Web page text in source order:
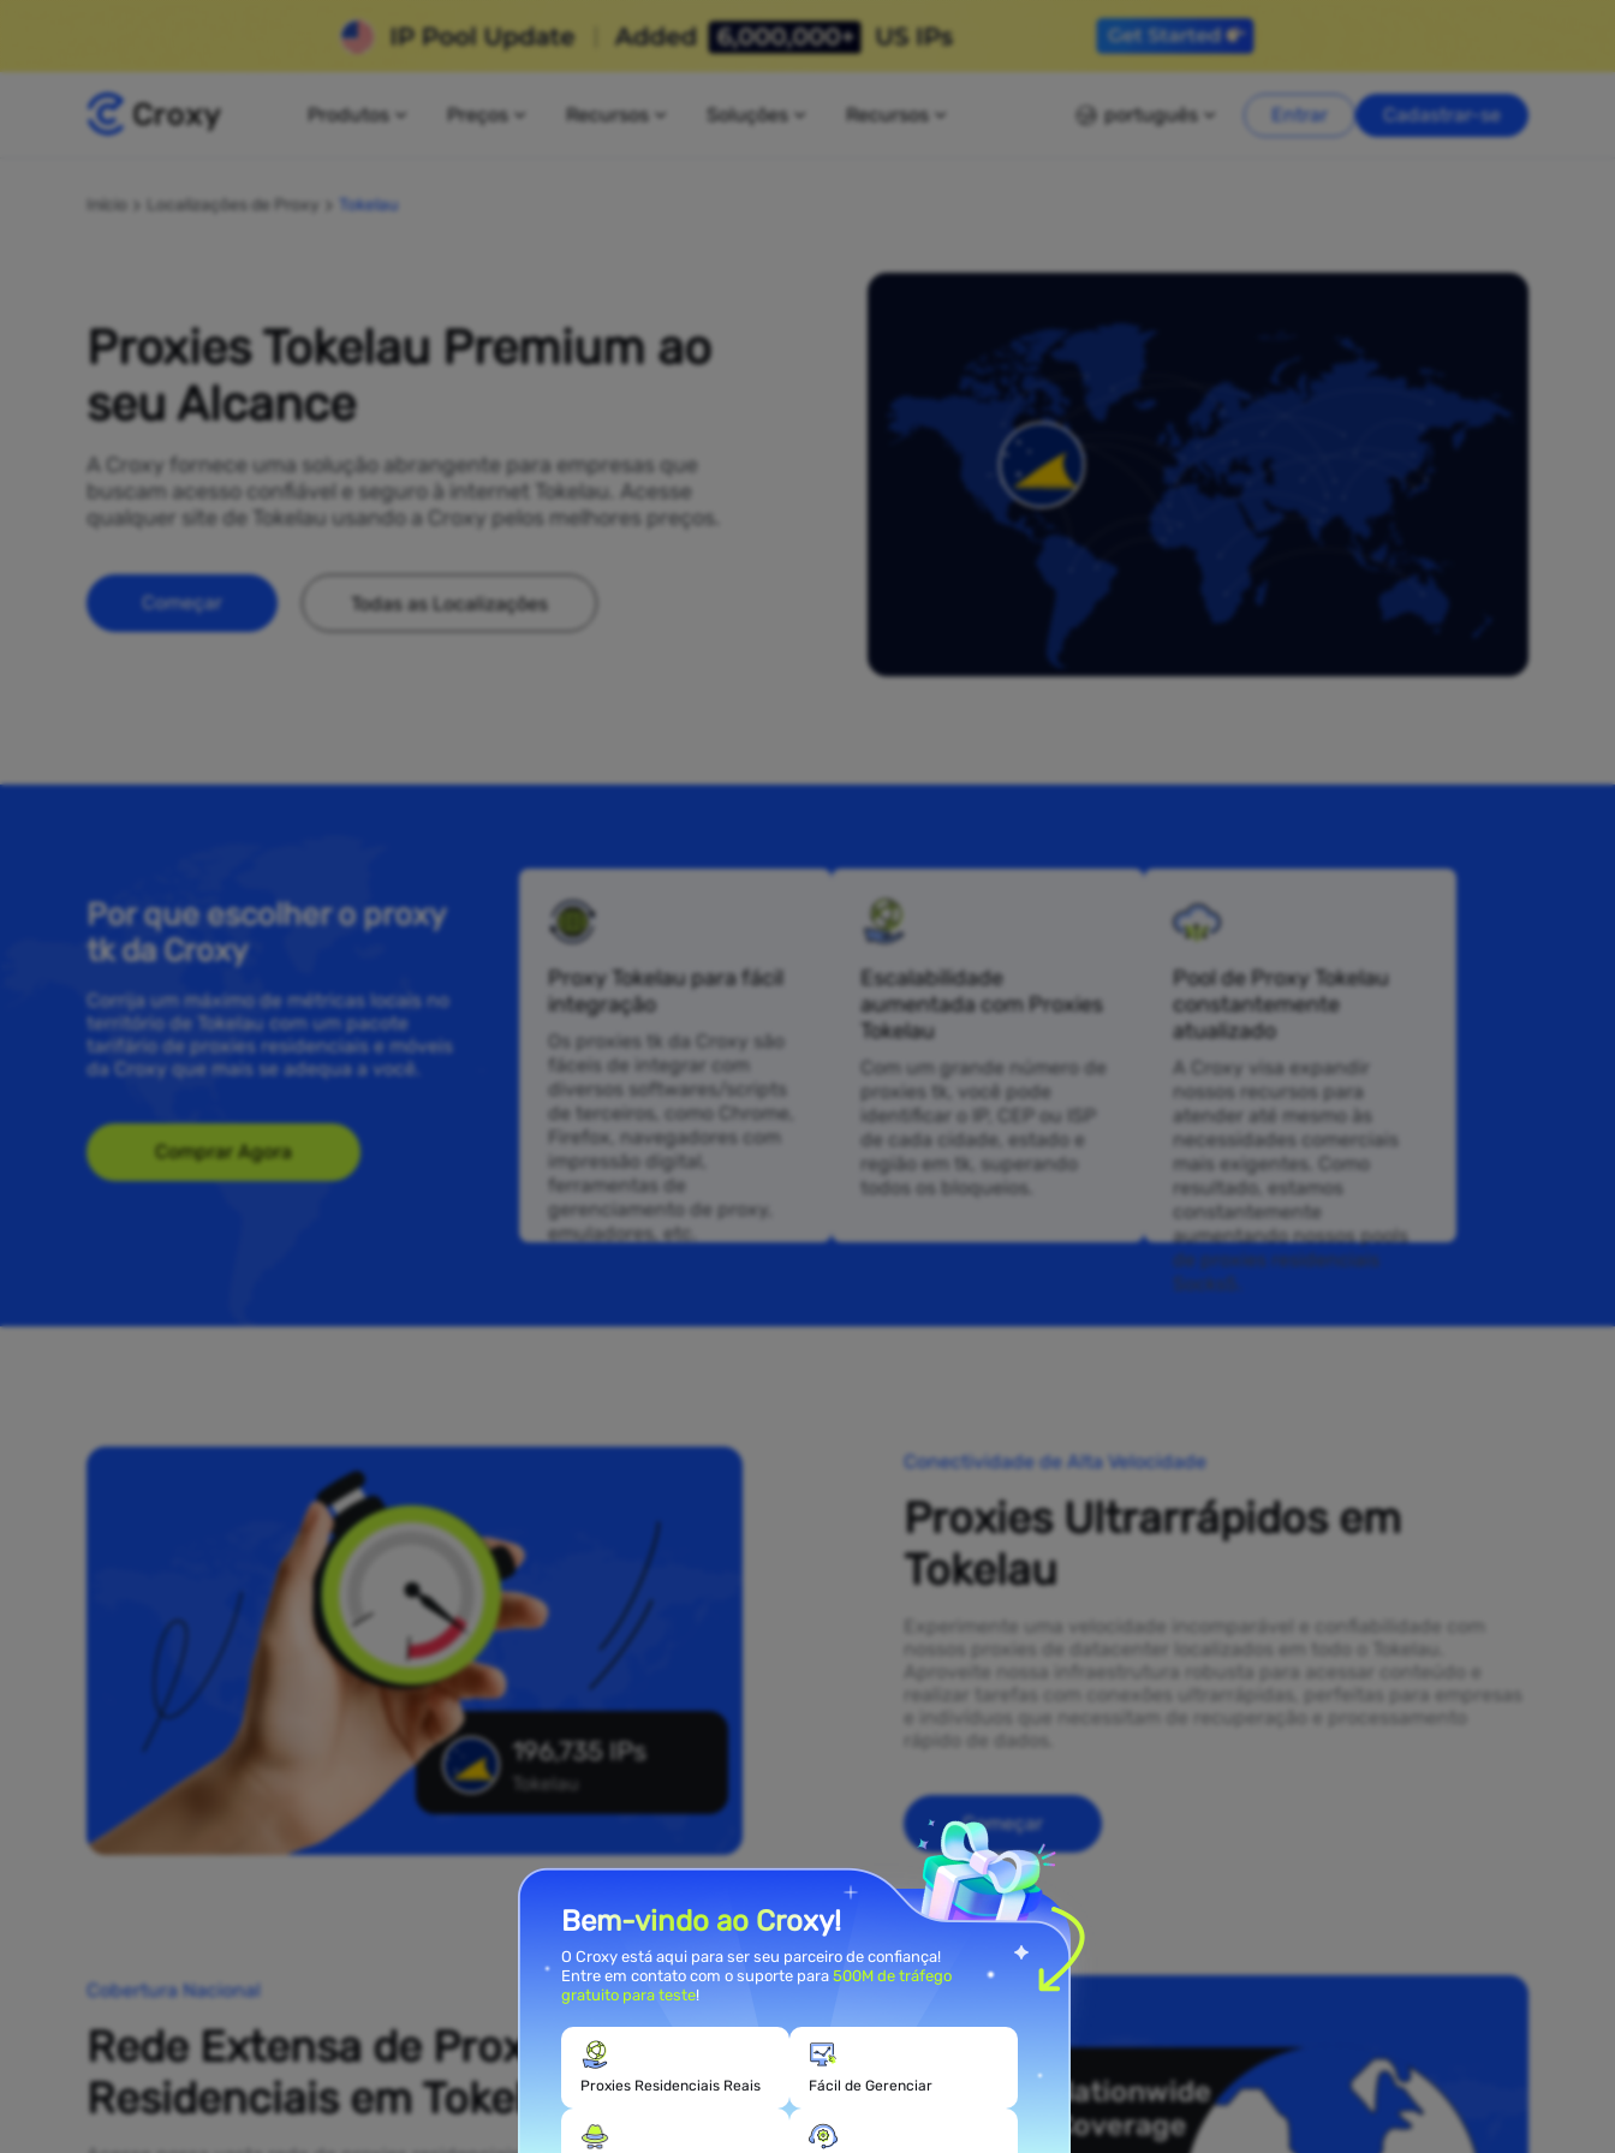
Produtos Preços Recursos Soluções Recursos português Entrar Cadastrar-se
Início Localizações de Proxy Tokelau
Proxies Tokelau Premium ao
seu Alcance
A Croxy fornece uma solução abrangente para empresas que
buscam acesso confiável e seguro à internet Tokelau. Acesse
qualquer site de Tokelau usando a Croxy pelos melhores preços.
Começar Todas as Localizações
Por que escolher o proxy
tk da Croxy
Corrija um máximo de métricas locais no
território de Tokelau com um pacote
tarifário de proxies residenciais e móveis
da Croxy que mais se adequa a você.
Comprar Agora
Proxy Tokelau para fácil
integração
Os proxies tk da Croxy são
fáceis de integrar com
diversos softwares/scripts
de terceiros, como Chrome,
Firefox, navegadores com
impressão digital,
ferramentas de
gerenciamento de proxy,
emuladores, etc.
Escalabilidade
aumentada com Proxies
Tokelau
Com um grande número de
proxies tk, você pode
identificar o IP, CEP ou ISP
de cada cidade, estado e
região em tk, superando
todos os bloqueios.
Pool de Proxy Tokelau
constantemente
atualizado
A Croxy visa expandir
nossos recursos para
atender até mesmo às
necessidades comerciais
mais exigentes. Como
resultado, estamos
constantemente
aumentando nossos pools
de proxies residenciais
Socks5.
196,735 IPs
Tokelau
Conectividade de Alta Velocidade
Proxies Ultrarrápidos em
Tokelau
Experimente uma velocidade incomparável e confiabilidade com
nossos proxies de datacenter localizados em todo o Tokelau.
Aproveite nossa infraestrutura robusta para acessar conteúdo e
realizar tarefas com conexões ultrarrápidas, perfeitas para empresas
e indivíduos que necessitam de recuperação e processamento
rápido de dados.
Começar
Cobertura Nacional
Rede Extensa de Proxies
Residenciais em Tokelau
Bem-vindo ao Croxy!
O Croxy está aqui para ser seu parceiro de confiança!
Entre em contato com o suporte para 500M de tráfego
gratuito para teste!
Proxies Residenciais Reais Fácil de Gerenciar